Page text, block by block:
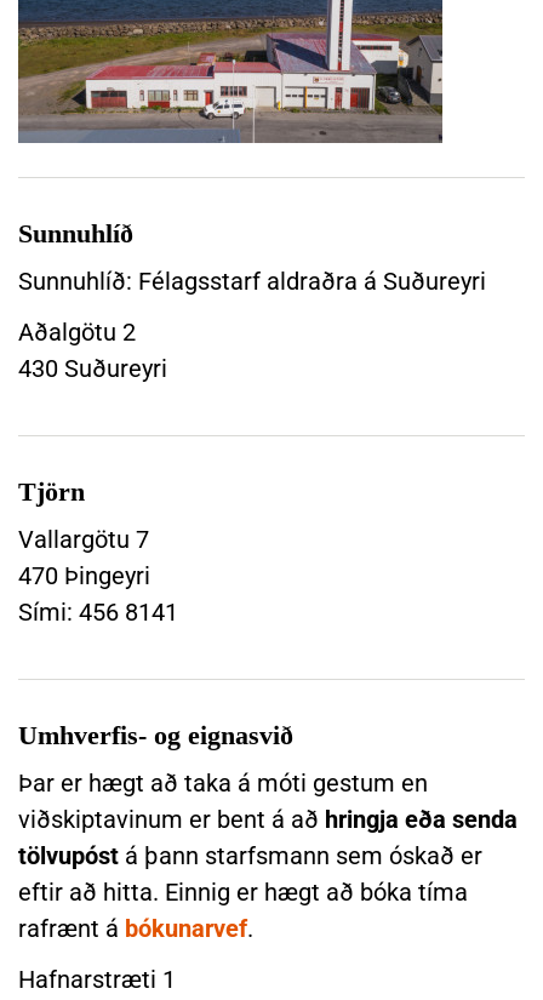
i
ð
Í
a
a
ð
r
b
r
á
n
a
Sunnuhlíð
Sunnuhlíð: Félagsstarf aldraðra á Suðureyri
Aðalgötu 2
430 Suðureyri
Tjörn
Vallargötu 7
470 Þingeyri
Sími: 456 8141
Umhverfis- og eignasvið
Þar er hægt að taka á móti gestum en
viðskiptavinum er bent á að hringja eða senda
tölvupóst á þann starfsmann sem óskað er
eftir að hitta. Einnig er hægt að bóka tíma
rafrænt á bókunarvef.
Hafnarstræti 1
k
o
ð
a
m
h
v
r